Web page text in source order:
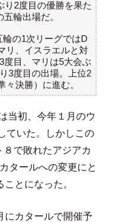
り2度目の優勝を果た
輪出場だ。
の1次リーグではD
リ、イスラエルと対
度目、マリは5大会ぶ
3度目の出場。上位2
決勝）に進む。
当初、今年１月のウ
ていた。しかしこの
で敗れたアジアカ
タールへの変更にと
とになった。
カタールで開催予